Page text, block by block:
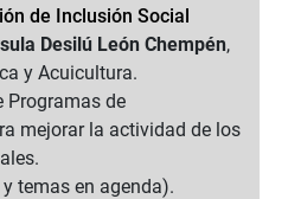
de Inclusión Social
Desilú León Chempén,
y Acuicultura.
Programas de
mejorar la actividad de los
temas en agenda).